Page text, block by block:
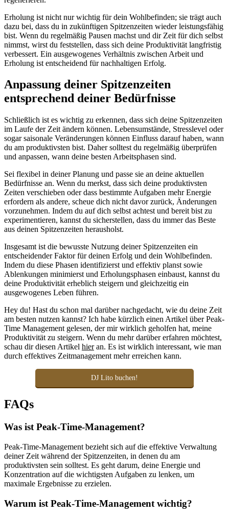
Erholung ist nicht nur wichtig für dein Wohlbefinden; sie trägt auch
dazu bei, dass du in zukünftigen Spitzenzeiten wieder leistungsfähig
bist. Wenn du regelmäßig Pausen machst und dir Zeit für dich selbst
nimmst, wirst du feststellen, dass sich deine Produktivität langfristig
verbessert. Ein ausgewogenes Verhältnis zwischen Arbeit und
Erholung ist entscheidend für nachhaltigen Erfolg.
Anpassung deiner Spitzenzeiten
entsprechend deiner Bedürfnisse
Schließlich ist es wichtig zu erkennen, dass sich deine Spitzenzeiten
im Laufe der Zeit ändern können. Lebensumstände, Stresslevel oder
sogar saisonale Veränderungen können Einfluss darauf haben, wann
du am produktivsten bist. Daher solltest du regelmäßig überprüfen
und anpassen, wann deine besten Arbeitsphasen sind.
Sei flexibel in deiner Planung und passe sie an deine aktuellen
Bedürfnisse an. Wenn du merkst, dass sich deine produktivsten
Zeiten verschieben oder dass bestimmte Aufgaben mehr Energie
erfordern als andere, scheue dich nicht davor zurück, Änderungen
vorzunehmen. Indem du auf dich selbst achtest und bereit bist zu
experimentieren, kannst du sicherstellen, dass du immer das Beste
aus deinen Spitzenzeiten herausholst.
Insgesamt ist die bewusste Nutzung deiner Spitzenzeiten ein
entscheidender Faktor für deinen Erfolg und dein Wohlbefinden.
Indem du diese Phasen identifizierst und effektiv planst sowie
Ablenkungen minimierst und Erholungsphasen einbaust, kannst du
deine Produktivität erheblich steigern und gleichzeitig ein
ausgewogenes Leben führen.
Hey du! Hast du schon mal darüber nachgedacht, wie du deine Zeit
am besten nutzen kannst? Ich habe kürzlich einen Artikel über Peak-
Time Management gelesen, der mir wirklich geholfen hat, meine
Produktivität zu steigern. Wenn du mehr darüber erfahren möchtest,
schau dir diesen Artikel hieran. Es ist wirklich interessant, wie man
durch effektives Zeitmanagement mehr erreichen kann.
DJ Lito buchen!
FAQs
Was ist Peak-Time-Management?
Peak-Time-Management bezieht sich auf die effektive Verwaltung
deiner Zeit während der Spitzenzeiten, in denen du am
produktivsten sein solltest. Es geht darum, deine Energie und
Konzentration auf die wichtigsten Aufgaben zu lenken, um
maximale Ergebnisse zu erzielen.
Warum ist Peak-Time-Management wichtig?